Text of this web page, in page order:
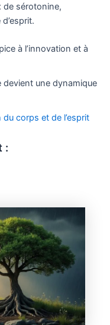
de sérotonine,
à l’innovation et à
devient une dynamique
du corps et de l’esprit
: